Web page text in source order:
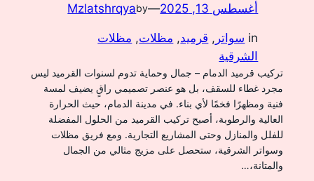
أغسطس 13, 2025 —
by
Mzlatshrqya
in سواتر , قرميد, مظلات, مظلات
الشرقية
تركيب قرميد الدمام – جمال وحماية تدوم لسنوات القرميد ليس
مجرد غطاء للسقف، بل هو عنصر تصميمي راقٍ يضيف لمسة
فنية ومظهرًا فخمًا لأي بناء. في مدينة الدمام، حيث الحرارة
العالية والرطوبة، أصبح تركيب القرميد من الحلول المفضلة
للفلل والمنازل وحتى المشاريع التجارية. ومع فريق مظلات
وسواتر الشرقية، ستحصل على مزيج مثالي من الجمال
والمتانة،…